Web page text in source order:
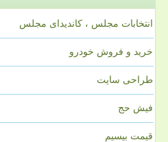
انتخابات مجلس ، کاندیدای مجلس
خرید و فروش خودرو
طراحی سایت
فیش حج
قیمت بیسیم